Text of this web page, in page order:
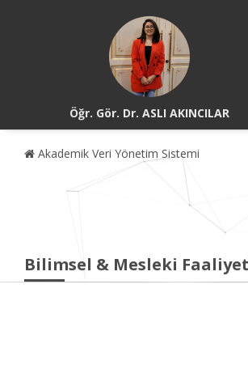
Öğr. Gör. Dr. ASLI AKINCILAR
Akademik Veri Yönetim Sistemi
Bilimsel & Mesleki